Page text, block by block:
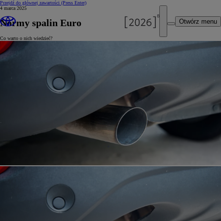
Przejdź do głównej zawartości (Press Enter)
Otwórz menu
4 marca 2025
Normy spalin Euro
Co warto o nich wiedzieć?